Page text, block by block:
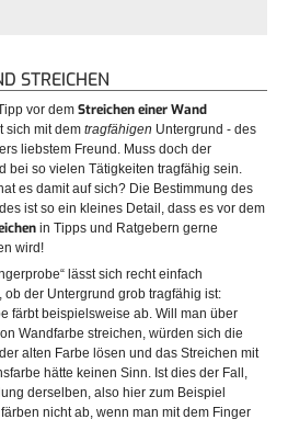
STREICHEN
vor dem Streichen einer Wand
sich mit dem tragfähigen Untergrund - des
liebstem Freund. Muss doch der
bei so vielen Tätigkeiten tragfähig sein.
es damit auf sich? Die Bestimmung des
ist so ein kleines Detail, dass es vor dem
in Tipps und Ratgebern gerne
wird!
lässt sich recht einfach
ob der Untergrund grob tragfähig ist:
färbt beispielsweise ab. Will man über
Wandfarbe streichen, würden sich die
alten Farbe lösen und das Streichen mit
hätte keinen Sinn. Ist dies der Fall,
derselben, also hier zum Beispiel
nicht ab, wenn man mit dem Finger